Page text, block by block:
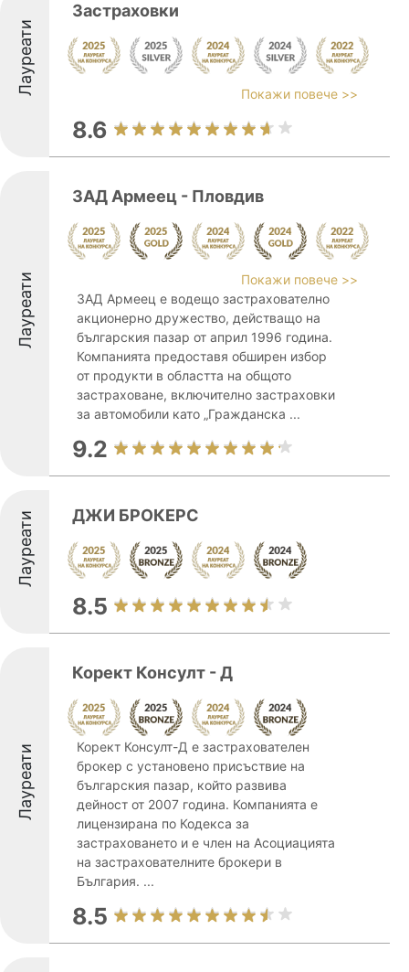
Лауреати
Застраховки
Покажи повече >>
8.6
Лауреати
ЗАД Армеец - Пловдив
Покажи повече >>
ЗАД Армеец е водещо застрахователно
акционерно дружество, действащо на
българския пазар от април 1996 година.
Компанията предоставя обширен избор
от продукти в областта на общото
застраховане, включително застраховки
за автомобили като „Гражданска ...
9.2
Лауреати ДЖИ БРОКЕРС
8.5
Лауреати
Корект Консулт - Д
Корект Консулт-Д е застрахователен
брокер с установено присъствие на
българския пазар, който развива
дейност от 2007 година. Компанията е
лицензирана по Кодекса за
застраховането и е член на Асоциацията
на застрахователните брокери в
България. ...
8.5